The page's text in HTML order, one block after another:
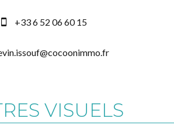
+33 6 52 06 60 15
VISUELS